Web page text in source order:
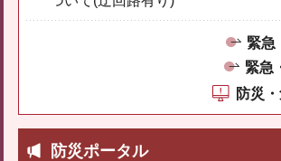
緊急
緊急
防災
防災ポータル